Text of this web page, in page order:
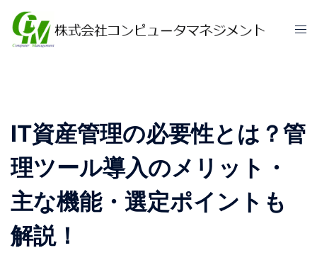
IT資産管理の必要性とは？管
理ツール導入のメリット・
主な機能・選定ポイントも
解説！